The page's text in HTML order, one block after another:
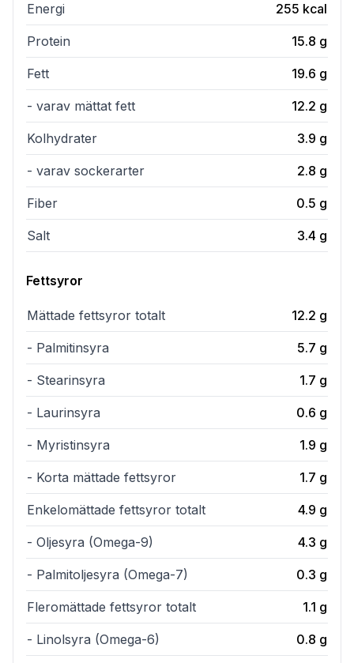
Energi 255 kcal
Protein 15.8 g
Fett 19.6 g
- varav mättat fett 12.2 g
Kolhydrater 3.9 g
- varav sockerarter 2.8 g
Fiber 0.5 g
Salt 3.4 g
Fettsyror
Mättade fettsyror totalt 12.2 g
- Palmitinsyra 5.7 g
- Stearinsyra 1.7 g
- Laurinsyra 0.6 g
- Myristinsyra 1.9 g
- Korta mättade fettsyror 1.7 g
Enkelomättade fettsyror totalt 4.9 g
- Oljesyra (Omega-9) 4.3 g
- Palmitoljesyra (Omega-7) 0.3 g
Fleromättade fettsyror totalt 1.1 g
- Linolsyra (Omega-6) 0.8 g